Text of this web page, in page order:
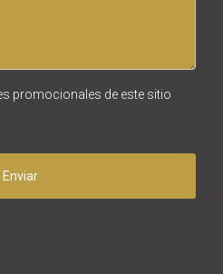
promocionales de este sitio
Enviar